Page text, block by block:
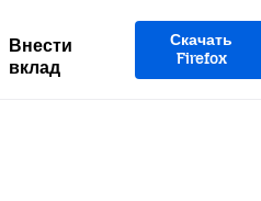
Внести
вклад
Скачать
Firefox